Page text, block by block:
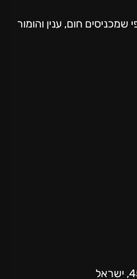
שמכניסים חום, ענין והומור